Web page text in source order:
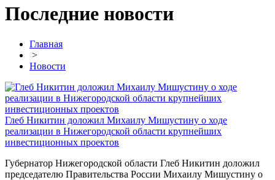
Последние новости
Главная
>
Новости
Глеб Никитин доложил Михаилу Мишустину о ходе
реализации в Нижегородской области крупнейших
инвестиционных проектов
Губернатор Нижегородской области Глеб Никитин доложил
председателю Правительства России Михаилу Мишустину о